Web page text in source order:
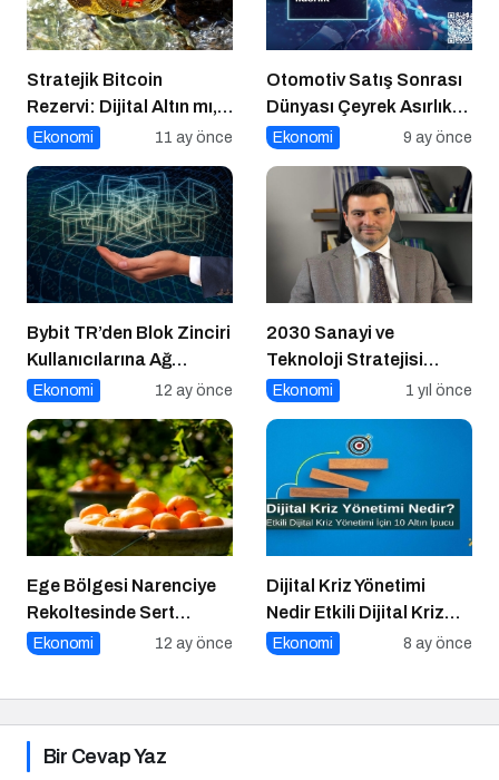
Stratejik Bitcoin
Rezervi: Dijital Altın mı,
Riskli Bir Hamle mi?
Ekonomi 11 ay önce
Otomotiv Satış Sonrası
Dünyası Çeyrek Asırlık
Zirve İçin İstanbul’da
Ekonomi 9 ay önce
Bybit TR’den Blok Zinciri
Kullanıcılarına Ağ
Tıkanıklığı Rehberi!
Ekonomi 12 ay önce
2030 Sanayi ve
Teknoloji Stratejisi
Açıklandı
Ekonomi 1 yıl önce
Ege Bölgesi Narenciye
Rekoltesinde Sert
Düşüş: Üretim Yüzde 34
Ekonomi 12 ay önce
Dijital Kriz Yönetimi
Nedir Etkili Dijital Kriz
Yönetimi için 10 Altın
Ekonomi 8 ay önce
Bir Cevap Yaz